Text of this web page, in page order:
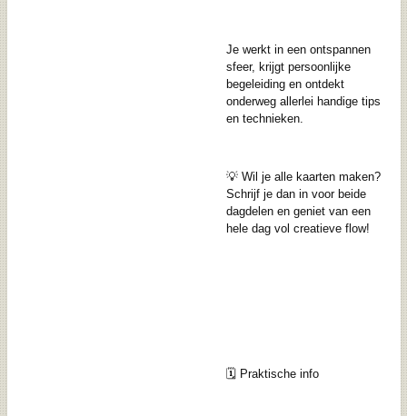
Je werkt in een ontspannen
sfeer, krijgt persoonlijke
begeleiding en ontdekt
onderweg allerlei handige tips
en technieken.
💡 Wil je alle kaarten maken?
Schrijf je dan in voor beide
dagdelen en geniet van een
hele dag vol creatieve flow!
🗓 Praktische info